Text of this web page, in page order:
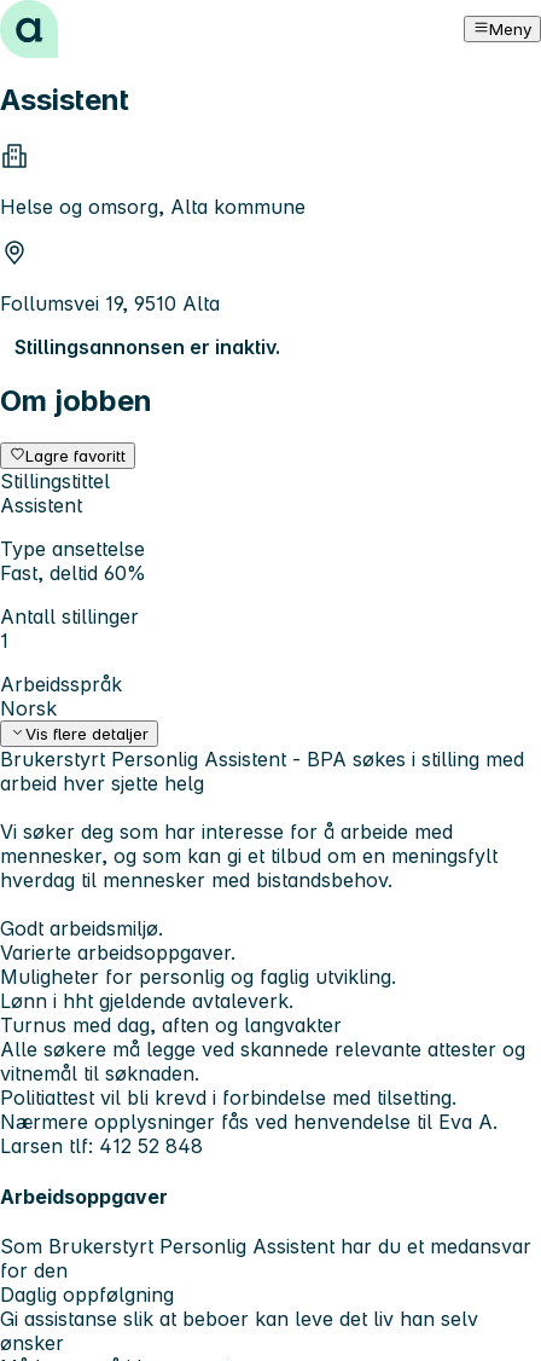
Hopp til innhold Meny
Assistent
Helse og omsorg, Alta kommune
Follumsvei 19, 9510 Alta
Stillingsannonsen er inaktiv.
Om jobben
Lagre favoritt
Stillingstittel
Assistent
Type ansettelse
Fast, deltid 60%
Antall stillinger
1
Arbeidsspråk
Norsk
Vis flere detaljer
Brukerstyrt Personlig Assistent - BPA søkes i stilling med
arbeid hver sjette helg
Vi søker deg som har interesse for å arbeide med
mennesker, og som kan gi et tilbud om en meningsfylt
hverdag til mennesker med bistandsbehov.
Godt arbeidsmiljø.
Varierte arbeidsoppgaver.
Muligheter for personlig og faglig utvikling.
Lønn i hht gjeldende avtaleverk.
Turnus med dag, aften og langvakter
Alle søkere må legge ved skannede relevante attester og
vitnemål til søknaden.
Politiattest vil bli krevd i forbindelse med tilsetting.
Nærmere opplysninger fås ved henvendelse til Eva A.
Larsen tlf: 412 52 848
Arbeidsoppgaver
Som Brukerstyrt Personlig Assistent har du et medansvar
for den
Daglig oppfølgning
Gi assistanse slik at beboer kan leve det liv han selv
ønsker